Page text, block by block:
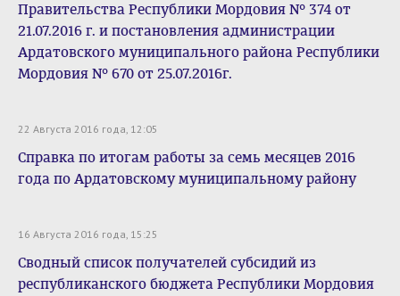
Правительства Республики Мордовия № 374 от
21.07.2016 г. и постановления администрации
Ардатовского муниципального района Республики
Мордовия № 670 от 25.07.2016г.
22 Августа 2016 года, 12:05
Справка по итогам работы за семь месяцев 2016
года по Ардатовскому муниципальному району
16 Августа 2016 года, 15:25
Сводный список получателей субсидий из
республиканского бюджета Республики Мордовия